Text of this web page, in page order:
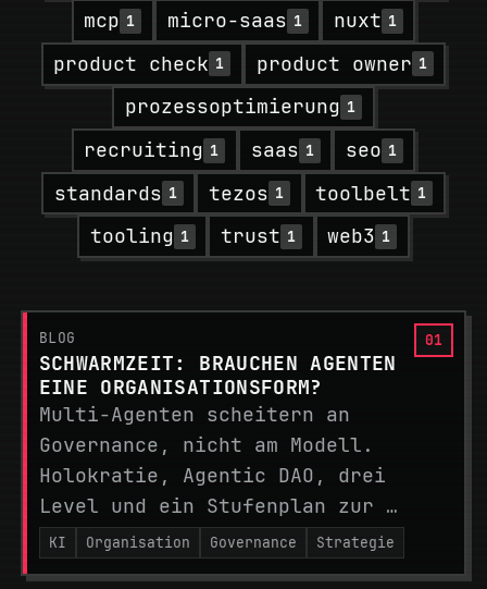
mcp 1 micro-saas 1 nuxt 1
product check 1 product owner 1
prozessoptimierung 1
recruiting 1 saas 1 seo 1
standards 1 tezos 1 toolbelt 1
tooling 1 trust 1 web3 1
BLOG
SCHWARMZEIT: BRAUCHEN AGENTEN
EINE ORGANISATIONSFORM?
Multi-Agenten scheitern an
Governance, nicht am Modell.
Holokratie, Agentic DAO, drei
Level und ein Stufenplan zur …
KI Organisation Governance Strategie